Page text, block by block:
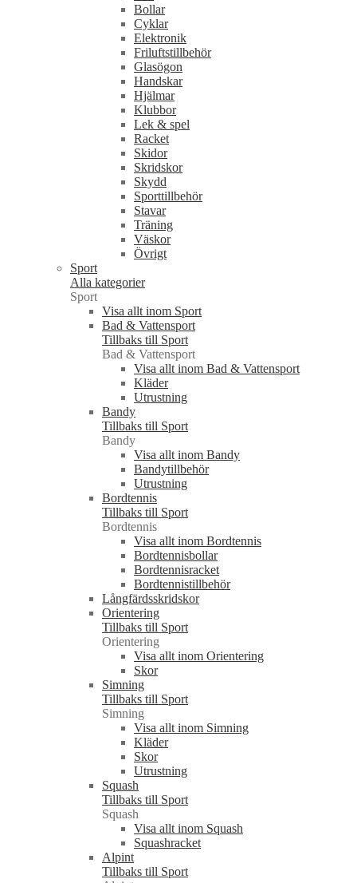
Bollar
Cyklar
Elektronik
Friluftstillbehör
Glasögon
Handskar
Hjälmar
Klubbor
Lek & spel
Racket
Skidor
Skridskor
Skydd
Sporttillbehör
Stavar
Träning
Väskor
Övrigt
Sport
Alla kategorier
Sport
Visa allt inom Sport
Bad & Vattensport
Tillbaks till Sport
Bad & Vattensport
Visa allt inom Bad & Vattensport
Kläder
Utrustning
Bandy
Tillbaks till Sport
Bandy
Visa allt inom Bandy
Bandytillbehör
Utrustning
Bordtennis
Tillbaks till Sport
Bordtennis
Visa allt inom Bordtennis
Bordtennisbollar
Bordtennisracket
Bordtennistillbehör
Långfärdsskridskor
Orientering
Tillbaks till Sport
Orientering
Visa allt inom Orientering
Skor
Simning
Tillbaks till Sport
Simning
Visa allt inom Simning
Kläder
Skor
Utrustning
Squash
Tillbaks till Sport
Squash
Visa allt inom Squash
Squashracket
Alpint
Tillbaks till Sport